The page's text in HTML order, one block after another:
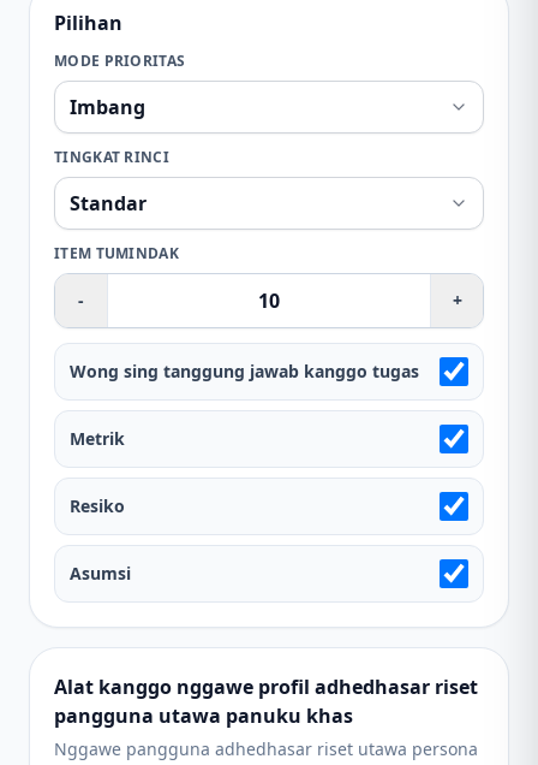
Pilihan
MODE PRIORITAS
TINGKAT RINCI
ITEM TUMINDAK
- +
Wong sing tanggung jawab kanggo tugas
Metrik
Resiko
Asumsi
Alat kanggo nggawe profil adhedhasar riset
pangguna utawa panuku khas
Nggawe pangguna adhedhasar riset utawa persona